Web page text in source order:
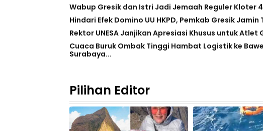
Wabup Gresik dan Istri Jadi Jemaah Reguler Kloter
Hindari Efek Domino UU HKPD, Pemkab Gresik
Rektor UNESA Janjikan Apresiasi Khusus untuk
Cuaca Buruk Ombak Tinggi Hambat Logistik ke
Surabaya...
Pilihan Editor